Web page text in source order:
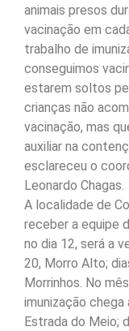
animais presos
vacinação em
trabalho de
conseguimos
estarem soltos
crianças não
vacinação, mas
auxiliar na
esclareceu o
Leonardo Chagas.
A localidade de
receber a equipe
no dia 12, será a
20, Morro Alto;
Morrinhos. No
imunização chega
Estrada do Meio;